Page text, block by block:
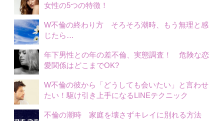
女性の5つの特徴！
W不倫の終わり方 そろそろ潮時、もう無理と感
じたら…
年下男性との年の差不倫、実態調査！ 危険な恋
愛関係はどこまでOK?
W不倫の彼から「どうしても会いたい」と言わせ
たい！駆け引き上手になるLINEテクニック
不倫の潮時 家庭を壊さずキレイに別れる方法